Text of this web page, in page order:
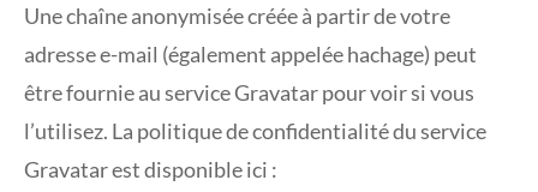
Une chaîne anonymisée créée à partir de votre
adresse e-mail (également appelée hachage) peut
être fournie au service Gravatar pour voir si vous
l’utilisez. La politique de confidentialité du service
Gravatar est disponible ici :